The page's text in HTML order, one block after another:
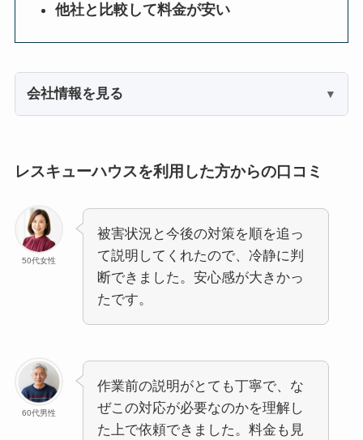
他社と比較して料金が安い
会社情報を見る
レスキューハウスを利用した方からの口コミ
50代女性
被害状況と今後の対策を順を追っ
て説明してくれたので、冷静に判
断できました。安心感が大きかっ
たです。
60代男性
作業前の説明がとても丁寧で、な
ぜこの対応が必要なのかを理解し
た上で依頼できました。料金も見